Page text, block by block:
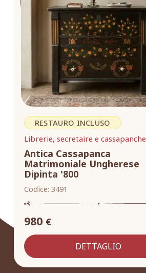
RESTAURO INCLUSO
Librerie, secretaire e cassapanche
Antica Cassapanca
Matrimoniale Ungherese
Dipinta '800
Codice: 3491
980 €
DETTAGLIO